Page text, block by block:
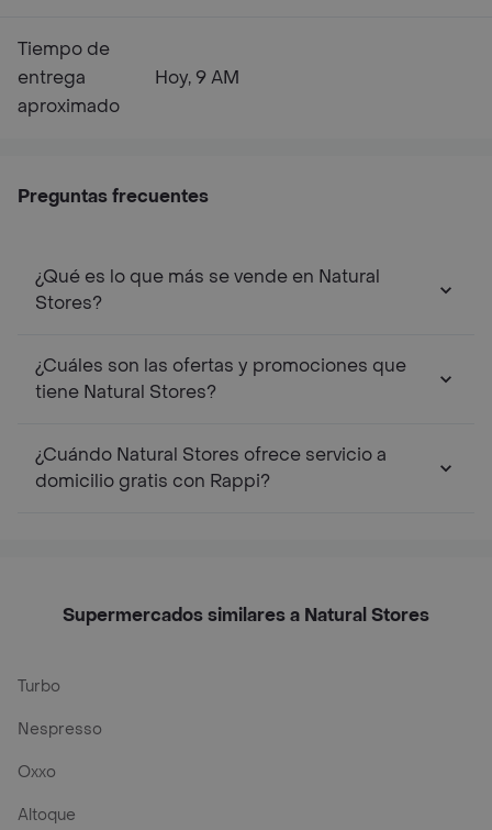
Tiempo de
entrega
aproximado
Hoy, 9 AM
Preguntas frecuentes
¿Qué es lo que más se vende en Natural
Stores?
¿Cuáles son las ofertas y promociones que
tiene Natural Stores?
¿Cuándo Natural Stores ofrece servicio a
domicilio gratis con Rappi?
Supermercados similares a Natural Stores
Turbo
Nespresso
Oxxo
Altoque